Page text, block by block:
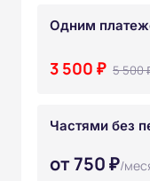
Одним
3 500 ₽ 5 500
Частями без
от 750 ₽/